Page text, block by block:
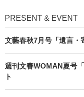
PRESENT & EVENT
文藝春秋7月号「遺言・
週刊文春WOMAN夏号
ト